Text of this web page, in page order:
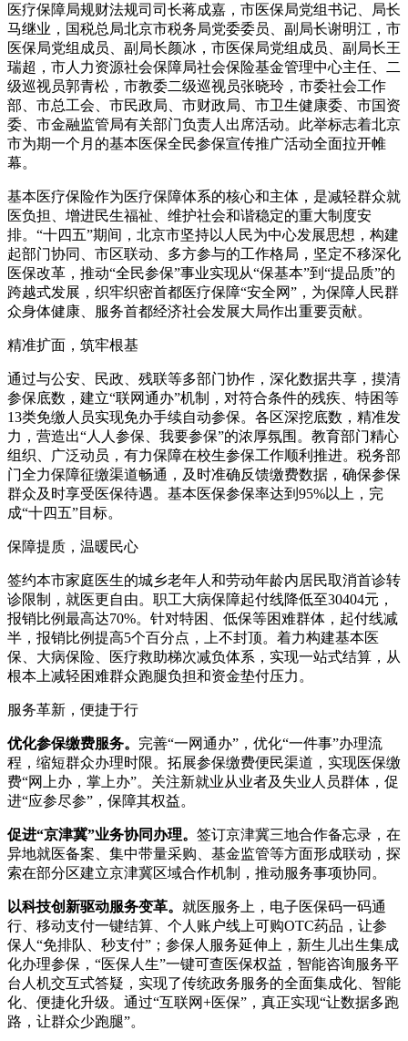
医疗保障局规财法规司司长蒋成嘉，市医保局党组书记 、局长
马继业，国税总局北京市税务局党委委员、副局长谢明江，市
医保局党组成员、副局长颜冰，市医保局党组成员、副局长王
瑞超，市人力资源社会保障局社会保险基金管理中心主任、二
级巡视员郭青松，市教委二级巡视员张晓玲，市委社会工作
部、市总工会、市民政局、市财政局、市卫生健康委、市国资
委、市金融监管局有关部门负责人出席活动。此举标志着北京
市为期一个月的基本医保全民参保宣传推广活动全面拉开帷
幕。
基本医疗保险作为医疗保障体系的核心和主体，是减轻群众就
医负担、增进民生福祉、维护社会和谐稳定的重大制度安
排。“十四五”期间，北京市坚持以人民为中心发展思想，构建
起部门协同、市区联动、多方参与的工作格局，坚定不移深化
医保改革，推动“全民参保”事业实现从“保基本”到“提品质”的
跨越式发展，织牢织密首都医疗保障“安全网”，为保障人民群
众身体健康、服务首都经济社会发展大局作出重要贡献。
精准扩面，筑牢根基
通过与公安、民政、残联等多部门协作，深化数据共享，摸清
参保底数，建立“联网通办”机制，对符合条件的残疾、特困等
13类免缴人员实现免办手续自动参保。各区深挖底数，精准发
力，营造出“人人参保、我要参保”的浓厚氛围。教育部门精心
组织、广泛动员，有力保障在校生参保工作顺利推进。税务部
门全力保障征缴渠道畅通，及时准确反馈缴费数据，确保参保
群众及时享受医保待遇。基本医保参保率达到95%以上，完
成“十四五”目标。
保障提质，温暖民心
签约本市家庭医生的城乡老年人和劳动年龄内居民取消首诊转
诊限制，就医更自由。职工大病保障起付线降低至30404元，
报销比例最高达70%。针对特困、低保等困难群体，起付线减
半，报销比例提高5个百分点，上不封顶。着力构建基本医
保、大病保险、医疗救助梯次减负体系，实现一站式结算，从
根本上减轻困难群众跑腿负担和资金垫付压力。
服务革新，便捷于行
优化参保缴费服务。 完善“一网通办”，优化“一件事”办理流
程，缩短群众办理时限。拓展参保缴费便民渠道，实现医保缴
费“网上办，掌上办”。关注新就业从业者及失业人员群体，促
进“应参尽参”，保障其权益。
促进“京津冀”业务协同办理。 签订京津冀三地合作备忘录，在
异地就医备案、集中带量采购、基金监管等方面形成联动，探
索在部分区建立京津冀区域合作机制，推动服务事项协同。
以科技创新驱动服务变革。 就医服务上，电子医保码一码通
行、移动支付一键结算、个人账户线上可购OTC药品，让参
保人“免排队、秒支付”；参保人服务延伸上，新生儿出生集成
化办理参保，“医保人生”一键可查医保权益，智能咨询服务平
台人机交互式答疑，实现了传统政务服务的全面集成化、智能
化、便捷化升级。通过“互联网+医保”，真正实现“让数据多跑
路，让群众少跑腿”。